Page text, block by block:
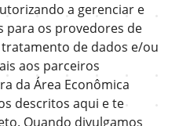
a gerenciar e
para os provedores de
de dados e/ou
aos parceiros
da Área Econômica
descritos aqui e te
Quando divulgamos